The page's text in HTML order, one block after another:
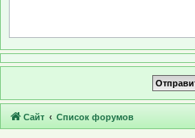
Сайт Список форумов